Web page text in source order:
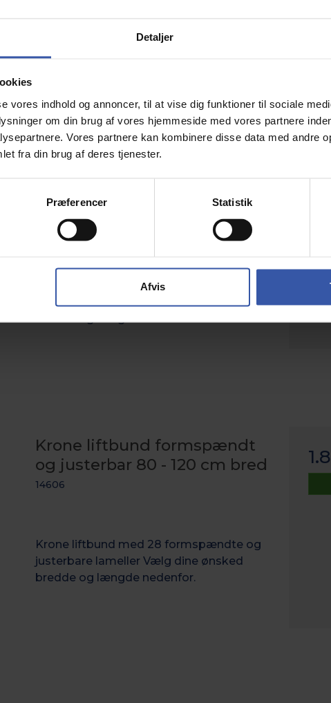
Detaljer
vores indhold og annoncer, til at vise dig funktioner til sociale
om din brug af vores hjemmeside med vores partnere
Vores partnere kan kombinere disse data med andre
fra din brug af deres tjenester.
Præferencer Statistik
Afvis
Krone lamelbund
140 cm bred
14585
Krone lamelbund med 28 formspændte
og justerbare lameller Vælg dine ønsked
Krone liftbund formspændt
og justerbar 80 - 120 cm bred
14606
Krone liftbund med 28 formspændte og
justerbare lameller Vælg dine ønsked
bredde og længde nedenfor.